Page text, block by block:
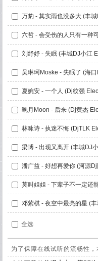
刘纾妤 - 失眠 (丰城DJ小江
夏婉安 - 一个人 (Dj纹强
晚月Moon - 后来 (Dj黄杰
梁博 - 出现又离开 (丰城DJ
全选
为了保障在线试听的流畅性